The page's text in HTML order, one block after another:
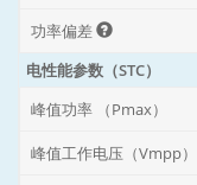
功率偏差
电性能参数（STC）
峰值功率 （Pmax）
峰值工作电压（Vmpp）